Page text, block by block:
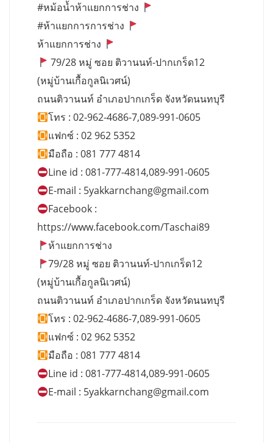
#หม้อน้ำห้าแยกการช่าง
#ห้าแยกการการช่าง
ห้าแยกการช่าง
79/28 หมู่ ซอย ติวานนท์-ปากเกร็ด12
(หมู่บ้านเกื้อกูลนิเวศน์)
ถนนติวานนท์ อำเภอปากเกร็ด จังหวัดนนทบุรี
โทร : 02-962-4686-7,089-991-0605
แฟกซ์ : 02 962 5352
มือถือ : 081 777 4814
Line id : 081-777-4814,089-991-0605
E-mail : 5yakkarnchang@gmail.com
Facebook :
https://www.facebook.com/Taschai89
ห้าแยกการช่าง
79/28 หมู่ ซอย ติวานนท์-ปากเกร็ด12
(หมู่บ้านเกื้อกูลนิเวศน์)
ถนนติวานนท์ อำเภอปากเกร็ด จังหวัดนนทบุรี
โทร : 02-962-4686-7,089-991-0605
แฟกซ์ : 02 962 5352
มือถือ : 081 777 4814
Line id : 081-777-4814,089-991-0605
E-mail : 5yakkarnchang@gmail.com